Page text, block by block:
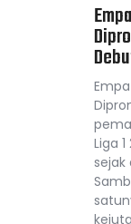
Liga
sejak